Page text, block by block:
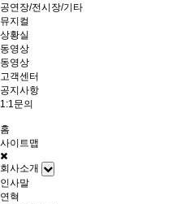
공연장/전시장/기타
뮤지컬
상황실
동영상
동영상
고객센터
공지사항
1:1문의
홈
사이트맵
회사소개
인사말
연혁